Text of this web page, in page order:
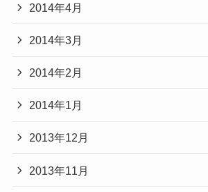
2014年4月
2014年3月
2014年2月
2014年1月
2013年12月
2013年11月